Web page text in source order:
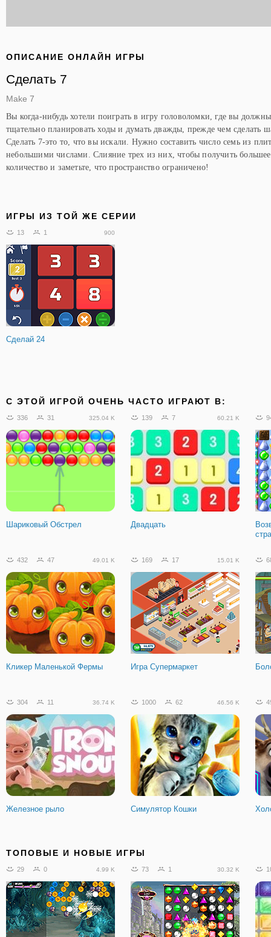
ОПИСАНИЕ ОНЛАЙН ИГРЫ
Сделать 7
Make 7
Вы когда-нибудь хотели поиграть в игру головоломки, где вы должны
тщательно планировать ходы и думать дважды, прежде чем сделать
Сделать 7-это то, что вы искали. Нужно составить число семь из
небольшими числами. Слияние трех из них, чтобы получить большее
количество и заметьте, что пространство ограничено!
ИГРЫ ИЗ ТОЙ ЖЕ СЕРИИ
13 1 900
Сделай 24
C ЭТОЙ ИГРОЙ ОЧЕНЬ ЧАСТО ИГРАЮТ В:
336 31 325.04 K
Шариковый Обстрел
139 7 60.21 K
Двадцать
432 47 49.01 K
Кликер Маленькой Фермы
169 17 15.01 K
Игра Супермаркет
304 11 36.74 K
Железное рыло
1000 62 46.56 K
Симулятор Кошки
ТОПОВЫЕ И НОВЫЕ ИГРЫ
29 0 4.99 K 73 1 30.32 K